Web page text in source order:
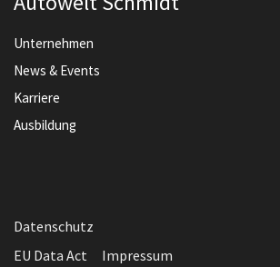
Unternehmen
News & Events
Karriere
Ausbildung
Datenschutz
EU Data Act
Impressum